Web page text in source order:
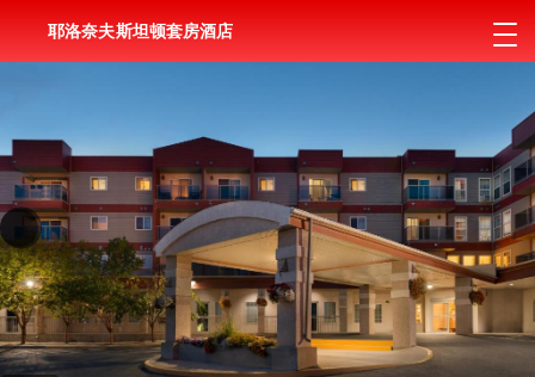
耶洛奈夫斯坦顿套房酒店